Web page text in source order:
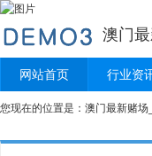
澳门
网站首页 行业资
您现在的位置是： 澳门最新赌场